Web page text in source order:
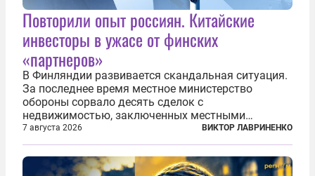
Повторили опыт россиян. Китайские
инвесторы в ужасе от финских
«партнеров»
В Финляндии развивается скандальная ситуация.
За последнее время местное министерство
обороны сорвало десять сделок с
недвижимостью, заключенных местными
фирмами с китайским капиталом. Чиновники
заявили, что они могли заключаться с целью
создания в Финляндии шпионской сети, чтобы
следить за...
7 августа 2026 ВИКТОР ЛАВРИНЕНКО